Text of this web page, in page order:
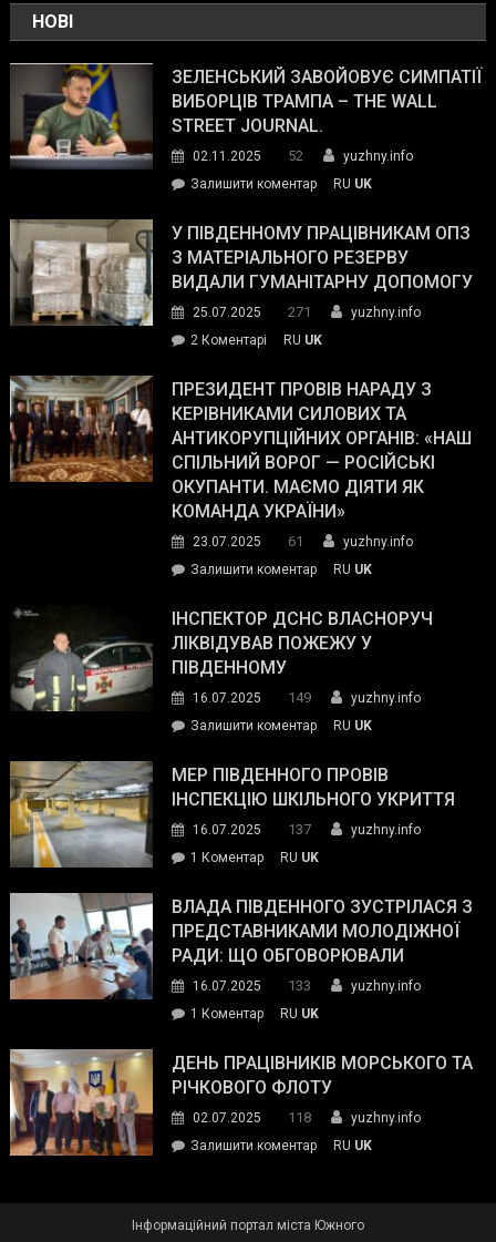
НОВІ
ЗЕЛЕНСЬКИЙ ЗАВОЙОВУЄ СИМПАТІЇ
ВИБОРЦІВ ТРАМПА – THE WALL
STREET JOURNAL.
02.11.2025 52
yuzhny.info
Залишити коментарon
завойовує
симпатії
виборців
The
Street
Journal.
RU UK
У ПІВДЕННОМУ ПРАЦІВНИКАМ ОПЗ
З МАТЕРІАЛЬНОГО РЕЗЕРВУ
ВИДАЛИ ГУМАНІТАРНУ ДОПОМОГУ
25.07.2025 271
yuzhny.info
2 Коментарі
Південному
працівникам
ОПЗ
з
матеріального
резерву
гуманітарну
допомогу
RU UK
ПРЕЗИДЕНТ ПРОВІВ НАРАДУ З
КЕРІВНИКАМИ СИЛОВИХ ТА
АНТИКОРУПЦІЙНИХ ОРГАНІВ: «НАШ
СПІЛЬНИЙ ВОРОГ — РОСІЙСЬКІ
ОКУПАНТИ. МАЄМО ДІЯТИ ЯК
КОМАНДА УКРАЇНИ»
23.07.2025 61
yuzhny.info
Залишити коментарon
провів
нараду
силових
та
органів:
«Наш
спільний
окупанти.
Маємо
діяти
команда
RU UK
ІНСПЕКТОР ДСНС ВЛАСНОРУЧ
ЛІКВІДУВАВ ПОЖЕЖУ У
ПІВДЕННОМУ
16.07.2025 149
yuzhny.info
Залишити коментарon
ДСНС
власноруч
пожежу
у
RU UK
МЕР ПІВДЕННОГО ПРОВІВ
ІНСПЕКЦІЮ ШКІЛЬНОГО УКРИТТЯ
16.07.2025 137
yuzhny.info
1 Коментардо
Південного
провів
інспекцію
укриття
RU UK
ВЛАДА ПІВДЕННОГО ЗУСТРІЛАСЯ З
ПРЕДСТАВНИКАМИ МОЛОДІЖНОЇ
РАДИ: ЩО ОБГОВОРЮВАЛИ
16.07.2025 133
yuzhny.info
1 Коментардо
Південного
зустрілася
представниками
молодіжної
обговорювали
RU UK
ДЕНЬ ПРАЦІВНИКІВ МОРСЬКОГО ТА
РІЧКОВОГО ФЛОТУ
02.07.2025 118
yuzhny.info
Залишити коментарon
RU UK
Інформаційний портал міста Южного